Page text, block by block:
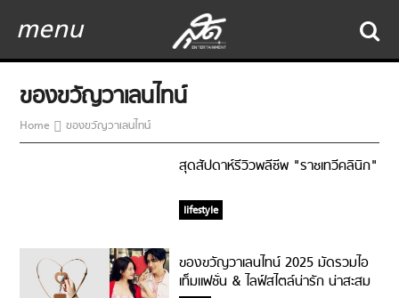
menu
ของขวัญวาเลนไทน์
Home ของขวัญวาเลนไทน์
สุดสัปดาห์รีวิวพลีชีพ "ราชเทวีคลินิก"
lifestyle
ของขวัญวาเลนไทน์ 2025 มัดรวมไอ
เท็มแฟชั่น & ไลฟ์สไตล์น่ารัก น่าสะสม